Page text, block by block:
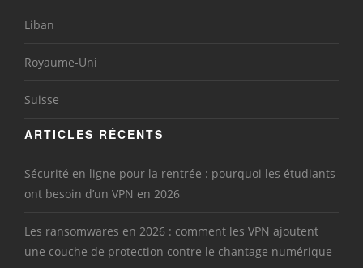
Liban
Royaume-Uni
Suisse
ARTICLES RÉCENTS
Sécurité en ligne pour la rentrée : pourquoi les étudiants
ont besoin d’un VPN en 2026
Les ransomwares en 2026 : comment les VPN ajoutent
une couche de protection contre le chantage numérique